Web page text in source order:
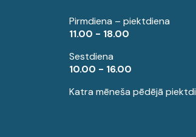
Pirmdiena – piektdiena
11.00 - 18.00
Sestdiena
10.00 - 16.00
Katra mēneša pēdējā